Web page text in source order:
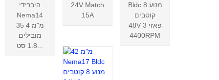
היברידי
Nema14
35 מ"מ 4
מובילים
24V Match
15A
Bldc מנוע 8
קוטבים
48V 3 פאזי
4400RPM